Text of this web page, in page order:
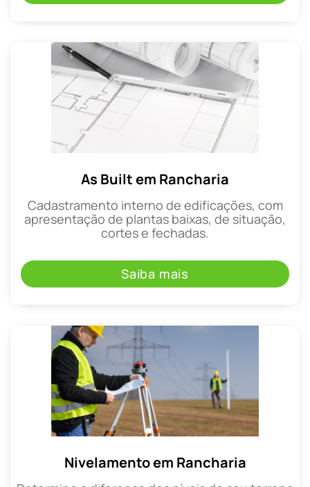
As Built em Rancharia
Cadastramento interno de edificações, com
apresentação de plantas baixas, de situação,
cortes e fechadas.
Saiba mais
Nivelamento em Rancharia